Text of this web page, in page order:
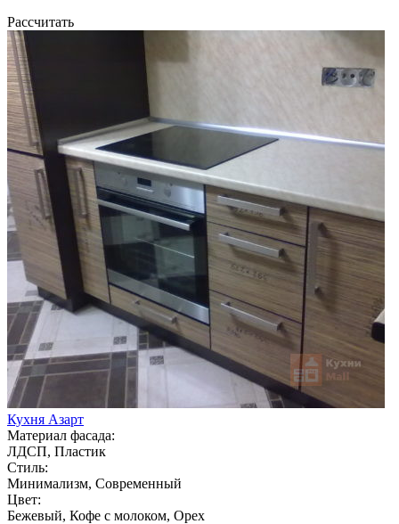
Рассчитать
Кухня Азарт
Материал фасада:
ЛДСП, Пластик
Стиль:
Минимализм, Современный
Цвет:
Бежевый, Кофе с молоком, Орех